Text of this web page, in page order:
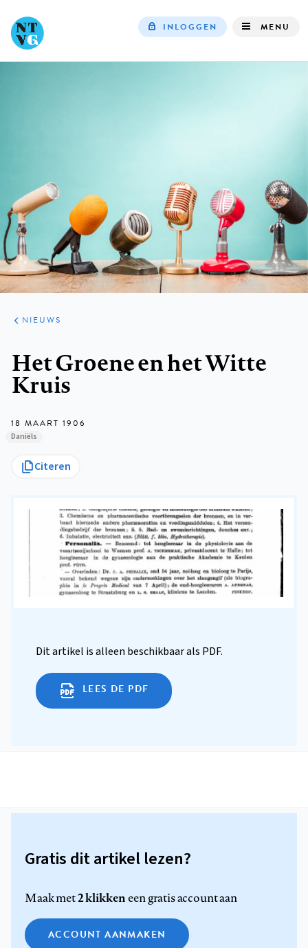
INLOGGEN MENU
ARTIKELEN
HET
KORT
NIEUWS
Het Groene en het Witte
Kruis
18 MAART 1906
Daniëls
Citeren
Dit artikel is alleen beschikbaar als PDF.
LEES DE PDF
Gratis dit artikel lezen?
Maak met2 klikkeneen gratis account aan
ACCOUNT AANMAKEN